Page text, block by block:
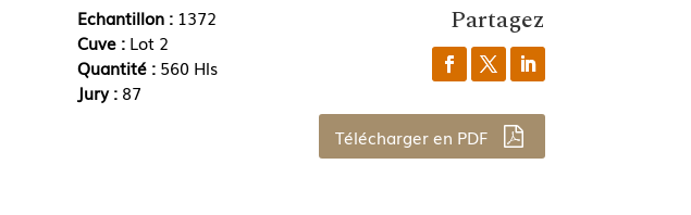
Echantillon :1372
Cuve : Lot 2
Quantité : 560 Hls
Jury : 87
Partagez
Télécharger en PDF